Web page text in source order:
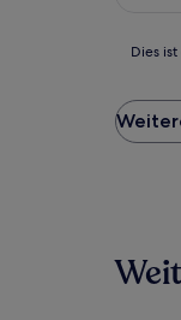
Dies
Preis
letzten
24
Dies